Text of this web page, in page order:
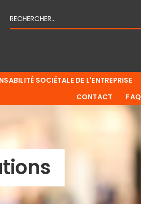
SOCIÉTALE DE L'ENTREPRISE
CONTACT
FAQ